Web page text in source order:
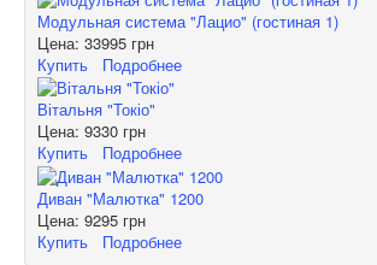
Модульная система "Лацио" (гостиная 1)
Цена: 33995 грн
Купить
Подробнее
Вітальня "Токіо"
Цена: 9330 грн
Купить
Подробнее
Диван "Малютка" 1200
Цена: 9295 грн
Купить
Подробнее